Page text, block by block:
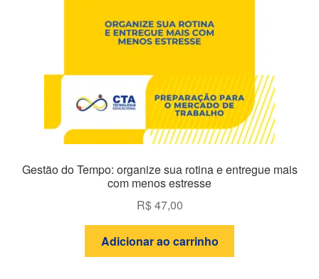
Gestão do Tempo: organize sua rotina e entregue mais
com menos estresse
R$47,00
Adicionar ao carrinho